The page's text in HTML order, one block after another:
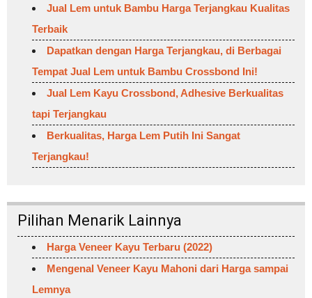
Jual Lem untuk Bambu Harga Terjangkau Kualitas
Terbaik
Dapatkan dengan Harga Terjangkau, di Berbagai
Tempat Jual Lem untuk Bambu Crossbond Ini!
Jual Lem Kayu Crossbond, Adhesive Berkualitas
tapi Terjangkau
Berkualitas, Harga Lem Putih Ini Sangat
Terjangkau!
Pilihan Menarik Lainnya
Harga Veneer Kayu Terbaru (2022)
Mengenal Veneer Kayu Mahoni dari Harga sampai
Lemnya